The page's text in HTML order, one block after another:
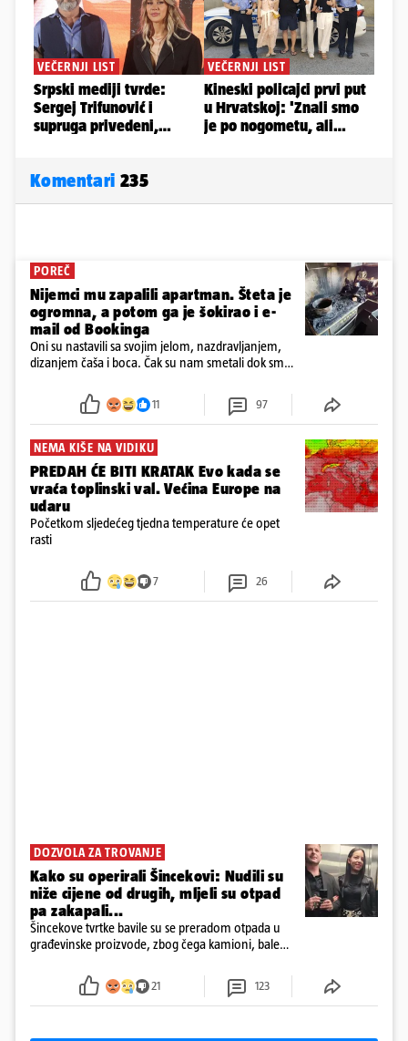
Komentari 235
POREČ
Nijemci mu zapalili apartman. Šteta je
ogromna, a potom ga je šokirao i e-
mail od Bookinga
Oni su nastavili sa svojim jelom, nazdravljanjem,
dizanjem čaša i boca. Čak su nam smetali dok smo
požar, rekao je vlasnik
11 97
NEMA KIŠE NA VIDIKU
PREDAH ĆE BITI KRATAK Evo kada se
vraća toplinski val. Većina Europe na
udaru
Početkom sljedećeg tjedna temperature će opet
rasti
7 26
DOZVOLA ZA TROVANJE
Kako su operirali Šincekovi: Nudili su
niže cijene od drugih, mljeli su otpad
pa zakapali...
Šincekove tvrtke bavile su se preradom otpada u
građevinske proizvode, zbog čega kamioni, bale
21 123